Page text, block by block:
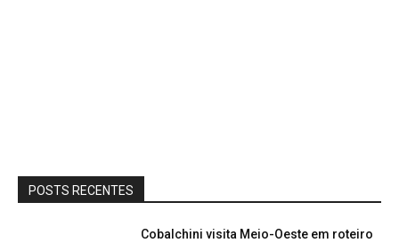
POSTS RECENTES
Cobalchini visita Meio-Oeste em roteiro